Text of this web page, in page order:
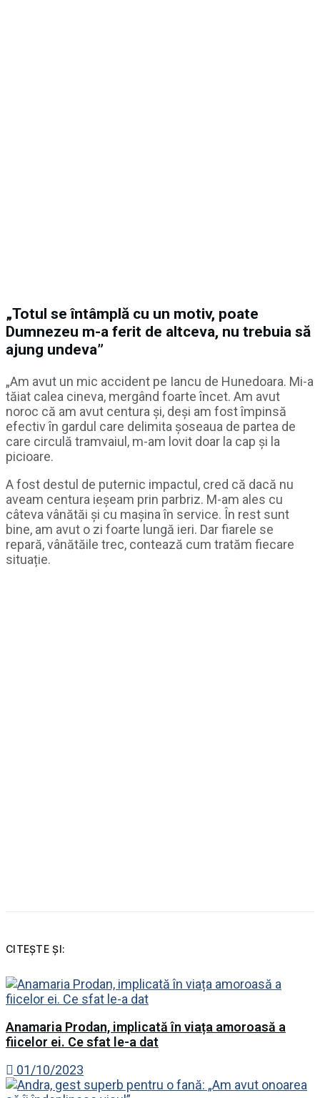
„Totul se întâmplă cu un motiv, poate
Dumnezeu m-a ferit de altceva, nu trebuia să
ajung undeva”
„Am avut un mic accident pe Iancu de Hunedoara. Mi-a
tăiat calea cineva, mergând foarte încet. Am avut
noroc că am avut centura și, deși am fost împinsă
efectiv în gardul care delimita șoseaua de partea de
care circulă tramvaiul, m-am lovit doar la cap și la
picioare.
A fost destul de puternic impactul, cred că dacă nu
aveam centura ieșeam prin parbriz. M-am ales cu
câteva vânătăi și cu mașina în service. În rest sunt
bine, am avut o zi foarte lungă ieri. Dar fiarele se
repară, vânătăile trec, contează cum tratăm fiecare
situație.
CITEȘTE ȘI:
Anamaria Prodan, implicată în viața amoroasă a
fiicelor ei. Ce sfat le-a dat
01/10/2023